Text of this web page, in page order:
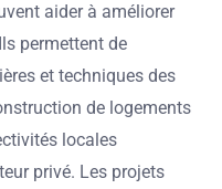
aider à améliorer
permettent de
et techniques des
de logements
locales
privé. Les projets